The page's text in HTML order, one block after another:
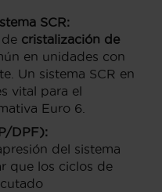
SCR:
cristalización de
en unidades con
Un sistema SCR en
vital para el
Euro 6.
DPF):
del sistema
que los ciclos de